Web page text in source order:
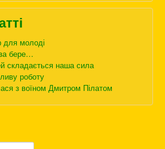
для молоді
бере…
складається наша сила
роботу
з воїном Дмитром Пілатом